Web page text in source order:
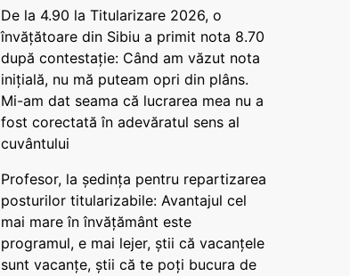
De la 4.90 la Titularizare 2026, o
învățătoare din Sibiu a primit nota 8.70
după contestație: Când am văzut nota
inițială, nu mă puteam opri din plâns.
Mi-am dat seama că lucrarea mea nu a
fost corectată în adevăratul sens al
cuvântului
Profesor, la ședința pentru repartizarea
posturilor titularizabile: Avantajul cel
mai mare în învățământ este
programul, e mai lejer, știi că vacanțele
sunt vacanţe, știi că te poți bucura de